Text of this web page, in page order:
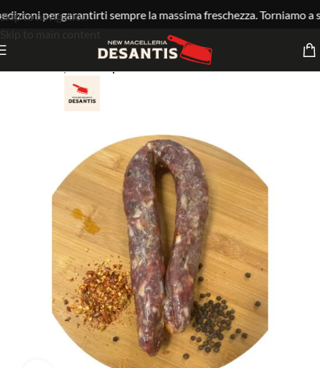
Skip to navigation
Skip to main content
per garantirti sempre la massima freschezza. Torniamo a